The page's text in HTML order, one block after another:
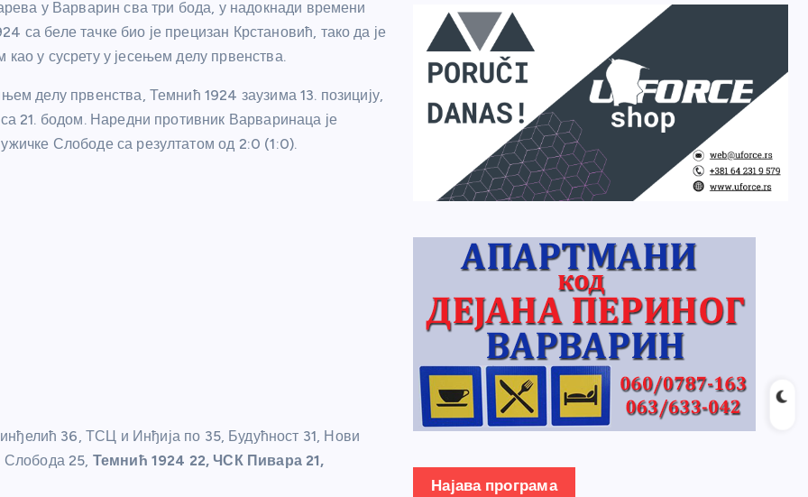
у Варварин сва три бода, у надокнади времени
са беле тачке био је прецизан Крстановић, тако да је
у сусрету у јесењем делу првенства.
делу првенства, Темнић 1924 заузима 13. позицију,
21. бодом. Наредни противник Варваринаца је
Слободе са резултатом од 2:0 (1:0).
36, ТСЦ и Инђија по 35, Будућност 31, Нови
25, Темнић 1924 22, ЧСК Пивара 21,
Најава програма